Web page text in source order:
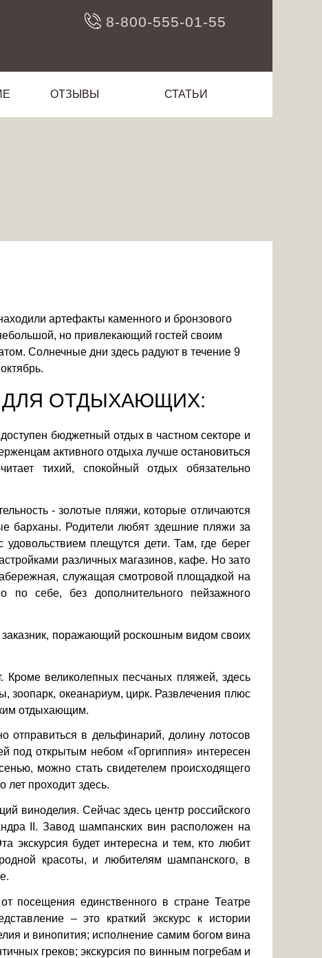
8-800-555-01-55
ОТЗЫВЫ СТАТЬИ
артефакты каменного и бронзового
но привлекающий гостей своим
Солнечные дни здесь радуют в течение 9
ДЛЯ ОТДЫХАЮЩИХ:
бюджетный отдых в частном секторе и
активного отдыха лучше остановиться
тихий, спокойный отдых обязательно
- золотые пляжи, которые отличаются
барханы. Родители любят здешние пляжи за
плещутся дети. Там, где берег
различных магазинов, кафе. Но зато
служащая смотровой площадкой на
себе, без дополнительного пейзажного
поражающий роскошным видом своих
Кроме великолепных песчаных пляжей, здесь
зоопарк, океанариум, цирк. Развлечения плюс
отдыхающим.
в дельфинарий, долину лотосов
под открытым небом «Горгиппия» интересен
можно стать свидетелем происходящего
проходит здесь.
виноделия. Сейчас здесь центр российского
II. Завод шампанских вин расположен на
экскурсия будет интересна и тем, кто любит
красоты, и любителям шампанского, в
посещения единственного в стране Театре
– это краткий экскурс к истории
и винопития; исполнение самим богом вина
греков; экскурсия по винным погребам и